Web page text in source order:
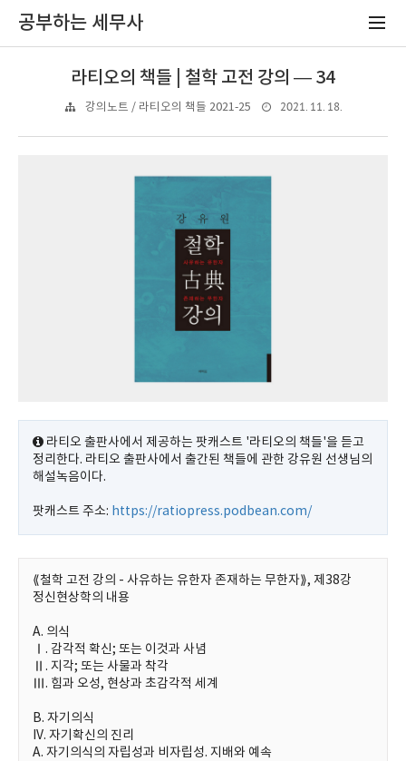
공부하는 세무사
라티오의 책들 | 철학 고전 강의 — 34
강의노트 / 라티오의 책들 2021-25 2021. 11. 18.
라티오 출판사에서 제공하는 팟캐스트 '라티오의 책들'을 듣고
정리한다. 라티오 출판사에서 출간된 책들에 관한 강유원 선생님의
해설녹음이다.
팟캐스트 주소: https://ratiopress.podbean.com/
⟪철학 고전 강의 - 사유하는 유한자 존재하는 무한자⟫, 제38강
정신현상학의 내용
A. 의식
Ⅰ. 감각적 확신; 또는 이것과 사념
Ⅱ. 지각; 또는 사물과 착각
Ⅲ. 힘과 오성, 현상과 초감각적 세계
B. 자기의식
IV. 자기확신의 진리
A. 자기의식의 자립성과 비자립성. 지배와 예속